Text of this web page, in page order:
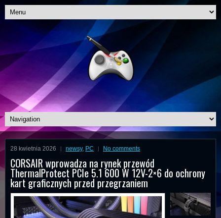
28 kwietnia 2026 newsy, PC No comments
CORSAIR wprowadza na rynek przewód
ThermalProtect PCIe 5.1 600 W 12V-2×6 do ochrony
kart graficznych przed przegrzaniem